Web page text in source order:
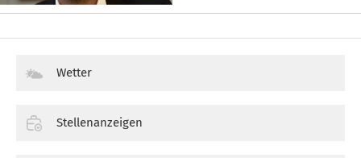
Wetter
Stellenanzeigen